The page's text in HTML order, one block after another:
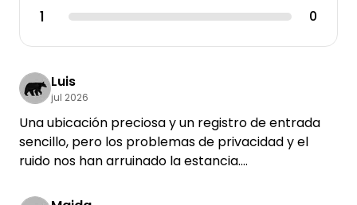
1 0
Luis
jul 2026
Una ubicación preciosa y un registro de entrada
sencillo, pero los problemas de privacidad y el
ruido nos han arruinado la estancia.
popular en el pueblo, así que hay que contar con